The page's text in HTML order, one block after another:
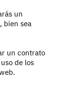
un
bien sea
un contrato
de los